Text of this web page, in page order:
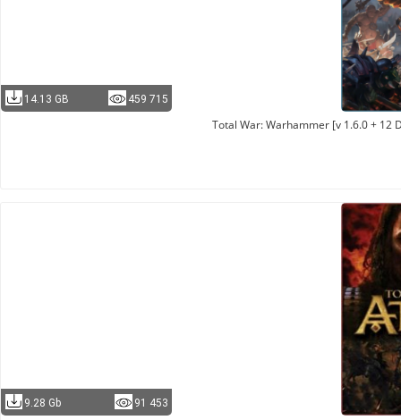
14.13 GB 459 715
Total War: Warhammer [v 1.6.0 + 12
9.28 Gb 91 453